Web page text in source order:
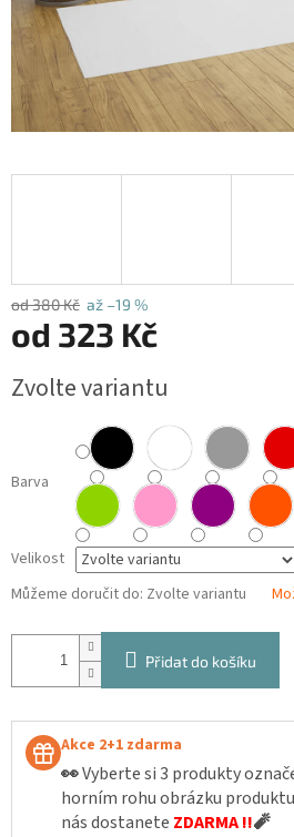
od 380 Kč až –19 %
od 323 Kč
cena:
Zvolte variantu
Barva
Velikost
Můžeme doručit do: Zvolte variantu
Přidat do košíku
Akce 2+1 zdarma
👀Vyberte si 3 produkty
horním rohu obrázku
nás dostanete ZDARMA !!🧨